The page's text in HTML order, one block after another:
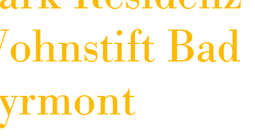
Bad